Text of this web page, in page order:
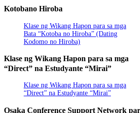
Kotobano Hiroba
Klase ng Wikang Hapon para sa mga
Bata “Kotoba no Hiroba” (Dating
Kodomo no Hiroba)
Klase ng Wikang Hapon para sa mga
“Direct” na Estudyante “Mirai”
Klase ng Wikang Hapon para sa mga
“Direct” na Estudyante “Mirai”
Osaka Conference Support Network